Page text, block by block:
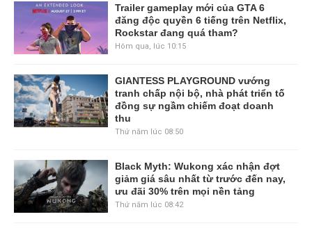
Trailer gameplay mới của GTA 6
đăng độc quyền 6 tiếng trên Netflix,
Rockstar đang quá tham?
Hôm qua, lúc 10:15
GIANTESS PLAYGROUND vướng
tranh chấp nội bộ, nhà phát triển tố
đồng sự ngầm chiếm đoạt doanh
thu
Thứ năm lúc 08:50
Black Myth: Wukong xác nhận đợt
giảm giá sâu nhất từ trước đến nay,
ưu đãi 30% trên mọi nền tảng
Thứ năm lúc 08:42